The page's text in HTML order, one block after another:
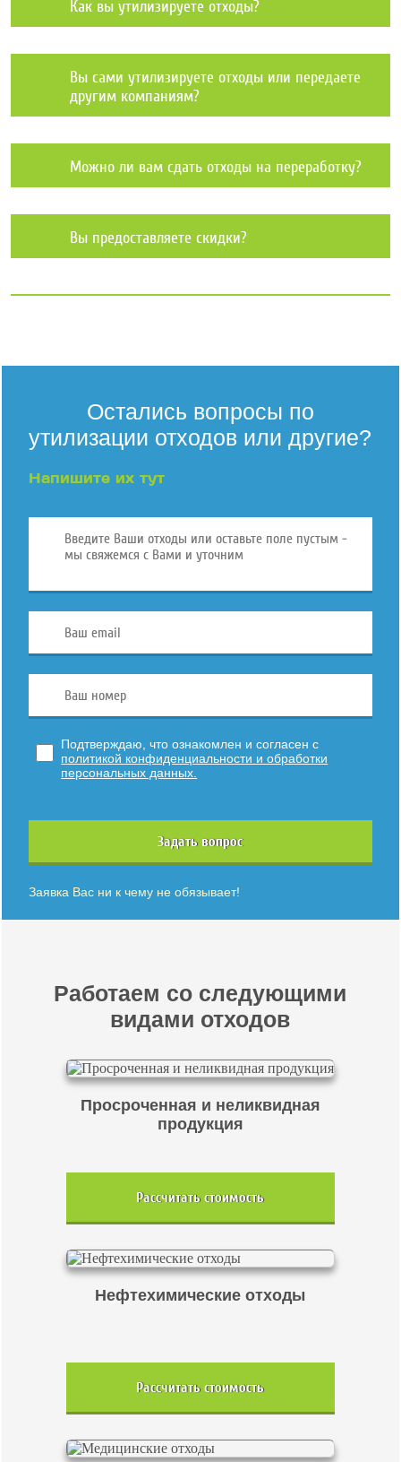
Как вы утилизируете отходы?
Вы сами утилизируете отходы или передаете
другим компаниям?
Можно ли вам сдать отходы на переработку?
Вы предоставляете скидки?
Остались вопросы по
утилизации отходов или другие?
Напишите их тут
Подтверждаю, что ознакомлен и согласен с
политикой конфиденциальности и обработки
персональных данных.
Задать вопрос
Заявка Вас ни к чему не обязывает!
Работаем со следующими
видами отходов
Просроченная и неликвидная
продукция
Рассчитать стоимость
Нефтехимические отходы
Рассчитать стоимость